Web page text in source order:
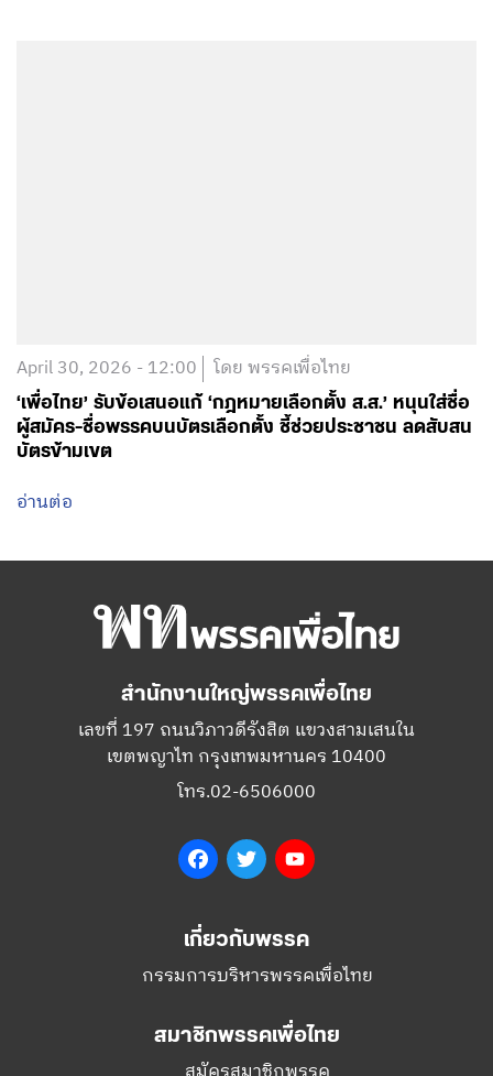
April 30, 2026 - 12:00 โดย พรรคเพื่อไทย
‘เพื่อไทย’ รับข้อเสนอแก้ ‘กฎหมายเลือกตั้ง ส.ส.’ หนุนใส่ชื่อ
ผู้สมัคร-ชื่อพรรคบนบัตรเลือกตั้ง ชี้ช่วยประชาชน ลดสับสน
บัตรข้ามเขต
อ่านต่อ
สำนักงานใหญ่พรรคเพื่อไทย
เลขที่ 197 ถนนวิภาวดีรังสิต แขวงสามเสนใน
เขตพญาไท กรุงเทพมหานคร 10400
โทร.02-6506000
FacebookTwitter
เกี่ยวกับพรรค
กรรมการบริหารพรรคเพื่อไทย
สมาชิกพรรคเพื่อไทย